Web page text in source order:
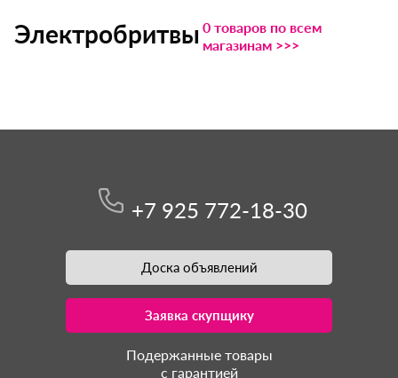
Электробритвы 0 товаров по всем
магазинам >>>
+7 925 772-18-30
Доска объявлений
Заявка скупщику
Подержанные товары
с гарантией